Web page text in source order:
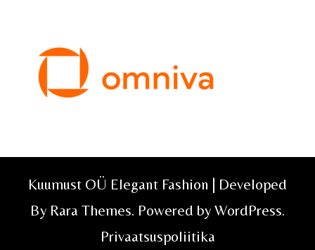
Kuumust OÜ Elegant Fashion | Developed
By Rara Themes. Powered by WordPress.
Privaatsuspoliitika